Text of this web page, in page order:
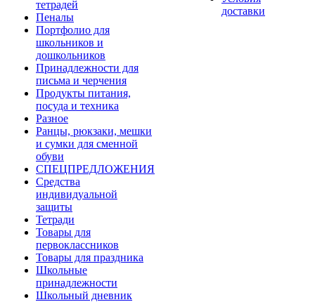
тетрадей
Пеналы
Портфолио для
школьников и
дошкольников
Принадлежности для
письма и черчения
Продукты питания,
посуда и техника
Разное
Ранцы, рюкзаки, мешки
и сумки для сменной
обуви
СПЕЦПРЕДЛОЖЕНИЯ
Средства
индивидуальной
защиты
Тетради
Товары для
первоклассников
Товары для праздника
Школьные
принадлежности
Школьный дневник
доставки